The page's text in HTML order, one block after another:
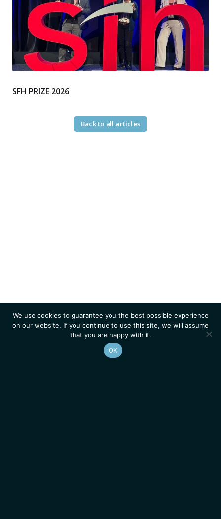
SFH PRIZE 2026
Back to all articles
We use cookies to guarantee you the best possible experience
on our website. If you continue to use this site, we will assume
that you are happy with it.
OK